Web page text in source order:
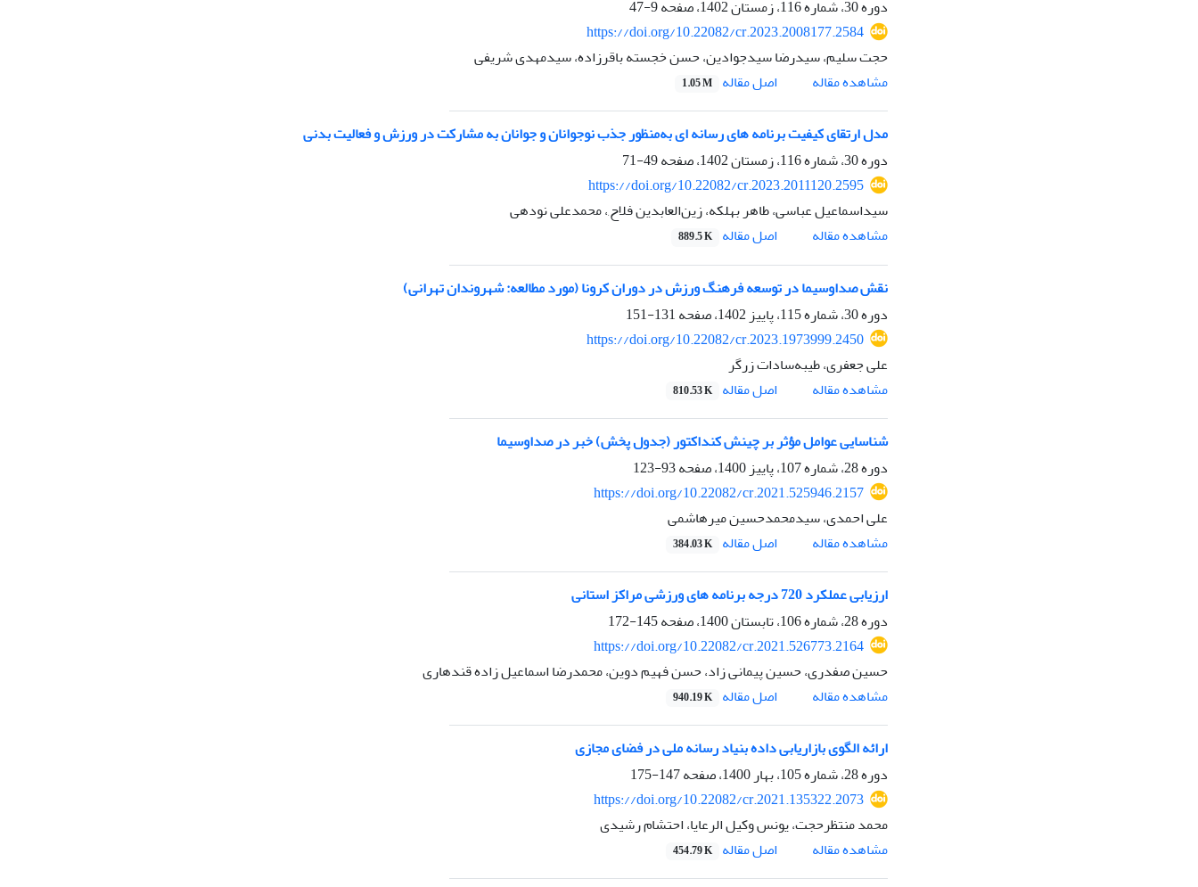
دوره 30، شماره 116، زمستان 1402، صفحه
9-47
https://doi.org/10.22082/cr.2023.2008177.2584
حجت سلیم، سیدرضا سیدجوادین، حسن خجسته باقرزاده، سیدمهدی شریفی
مشاهده مقاله
اصل مقاله 1.05 M
مدل ارتقای کیفیت برنامه های رسانه ای به‌منظور جذب نوجوانان و جوانان به مشارکت در ورزش و فعالیت بدنی
دوره 30، شماره 116، زمستان 1402، صفحه
49-71
https://doi.org/10.22082/cr.2023.2011120.2595
سیداسماعیل عباسی، طاهر بهلکه، زین‌العابدین فلاح,، محمدعلی نودهی
مشاهده مقاله
اصل مقاله 889.5 K
نقش صداوسیما در توسعه فرهنگ ورزش در دوران کرونا (مورد مطالعه: شهروندان تهرانی)
دوره 30، شماره 115، پاییز 1402، صفحه
131-151
https://doi.org/10.22082/cr.2023.1973999.2450
علی جعفری، طیبه‌سادات زرگر
مشاهده مقاله
اصل مقاله 810.53 K
شناسایی عوامل مؤثر بر چینش کنداکتور (جدول پخش) خبر در صداوسیما
دوره 28، شماره 107، پاییز 1400، صفحه
93-123
https://doi.org/10.22082/cr.2021.525946.2157
علی احمدی، سید‌محمد‌حسین میرهاشمی
مشاهده مقاله
اصل مقاله 384.03 K
ارزیابی عملکرد 720 درجه برنامه های ورزشی مراکز استانی
دوره 28، شماره 106، تابستان 1400، صفحه
145-172
https://doi.org/10.22082/cr.2021.526773.2164
حسین صفدری، حسین پیمانی زاد، حسن فهیم دوین، محمدرضا اسماعیل زاده قندهاری
مشاهده مقاله
اصل مقاله 940.19 K
ارائه الگوی بازاریابی داده بنیاد رسانه ملی در فضای مجازی
دوره 28، شماره 105، بهار 1400، صفحه
147-175
https://doi.org/10.22082/cr.2021.135322.2073
محمد منتظرحجت، یونس وکیل الرعایا، احتشام رشیدی
مشاهده مقاله
اصل مقاله 454.79 K